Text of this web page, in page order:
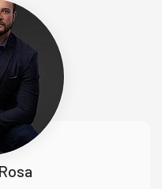
de área privativa, este
inteligente e espaçosa,
seus moradores. Com três
seu próprio banheiro,
toda a família.
três vagas de garagem,
para os veículos dos
totalmente mobiliado,
e comece a
este empreendimento